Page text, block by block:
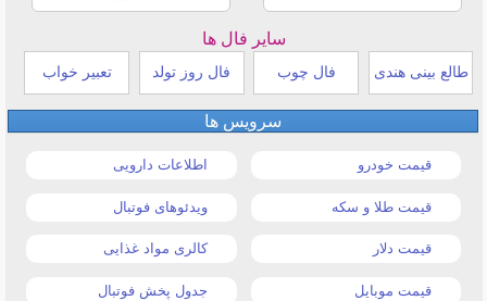
سایر فال ها
طالع بینی هندی فال چوب فال روز تولد تعبیر خواب
سرویس ها
قیمت خودرو اطلاعات دارویی
قیمت طلا و سکه ویدئوهای فوتبال
قیمت دلار کالری مواد غذایی
قیمت موبایل جدول پخش فوتبال